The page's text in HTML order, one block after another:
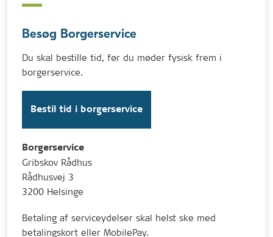
Besøg Borgerservice
Du skal bestille tid, før du møder fysisk frem i
borgerservice.
Bestil tid i borgerservice
Borgerservice
Gribskov Rådhus
Rådhusvej 3
3200 Helsinge
Betaling af serviceydelser skal helst ske med
betalingskort eller MobilePay.